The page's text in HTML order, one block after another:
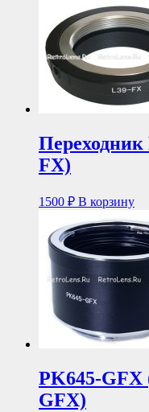
FX)
1500 ₽ В корзину
PK645-
GFX)